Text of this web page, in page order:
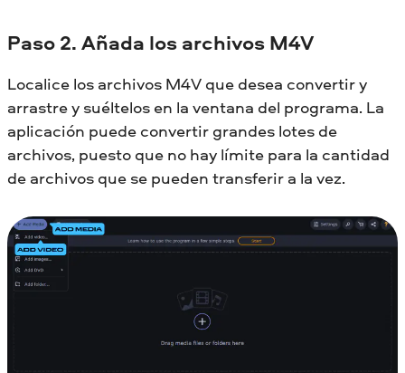
Paso 2. Añada los archivos M4V
Localice los archivos M4V que desea convertir y
arrastre y suéltelos en la ventana del programa. La
aplicación puede convertir grandes lotes de
archivos, puesto que no hay límite para la cantidad
de archivos que se pueden transferir a la vez.